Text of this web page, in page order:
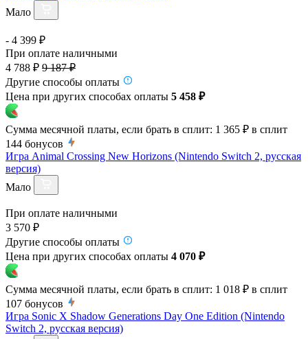
Мало
- 4 399 ₽
При оплате наличными
4 788 ₽ 9 187 ₽
Другие способы оплаты
Цена при других способах оплаты 5 458 ₽
Сумма месячной платы, если брать в сплит: 1 365 ₽ в сплит
144 бонусов
Игра Animal Crossing New Horizons (Nintendo Switch 2, русская
версия)
Мало
При оплате наличными
3 570 ₽
Другие способы оплаты
Цена при других способах оплаты 4 070 ₽
Сумма месячной платы, если брать в сплит: 1 018 ₽ в сплит
107 бонусов
Игра Sonic X Shadow Generations Day One Edition (Nintendo
Switch 2, русская версия)